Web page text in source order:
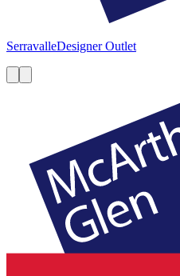
SerravalleDesigner Outlet